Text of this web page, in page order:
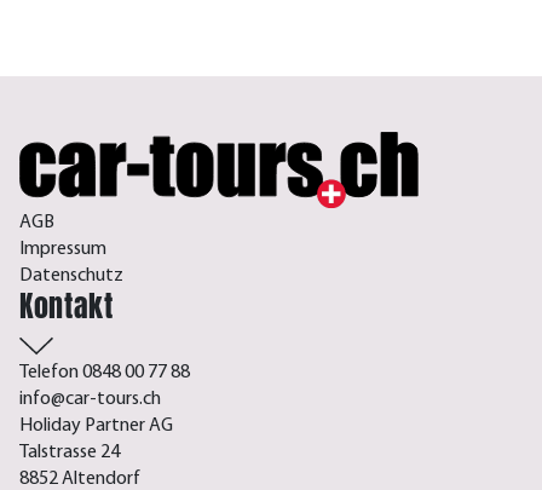
AGB
Impressum
Datenschutz
Kontakt
Telefon 0848 00 77 88
info@car-tours.ch
Holiday Partner AG
Talstrasse 24
8852 Altendorf